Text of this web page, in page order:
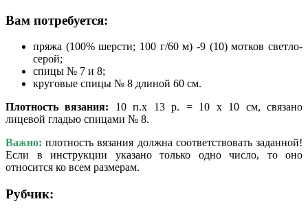
Вам потребуется:
пряжа (100% шерсти; 100 г/60 м) -9 (10) мотков светло-
серой;
спицы № 7 и 8;
круговые спицы № 8 длиной 60 см.
Плотность вязания: 10 п.х 13 р. = 10 х 10 см, связано
лицевой гладью спицами № 8.
Важно: плотность вязания должна соответствовать заданной!
Если в инструкции указано только одно число, то оно
относится ко всем размерам.
Рубчик: